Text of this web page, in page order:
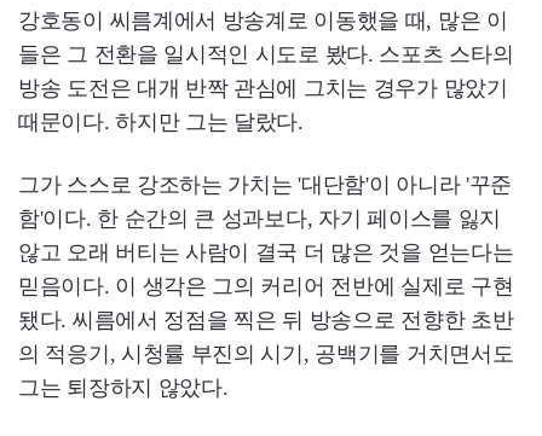
강호동이 씨름계에서 방송계로 이동했을 때, 많은 이
들은 그 전환을 일시적인 시도로 봤다. 스포츠 스타의
방송 도전은 대개 반짝 관심에 그치는 경우가 많았기
때문이다. 하지만 그는 달랐다.
그가 스스로 강조하는 가치는 '대단함'이 아니라 '꾸준
함'이다. 한 순간의 큰 성과보다, 자기 페이스를 잃지
않고 오래 버티는 사람이 결국 더 많은 것을 얻는다는
믿음이다. 이 생각은 그의 커리어 전반에 실제로 구현
됐다. 씨름에서 정점을 찍은 뒤 방송으로 전향한 초반
의 적응기, 시청률 부진의 시기, 공백기를 거치면서도
그는 퇴장하지 않았다.